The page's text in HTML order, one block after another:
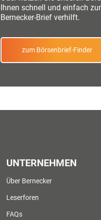
Ihnen schnell und einfach
Bernecker-Brief verhilft.
zum Börsenbrief-Finder
UNTERNEHMEN
Über Bernecker
Leserforen
FAQs